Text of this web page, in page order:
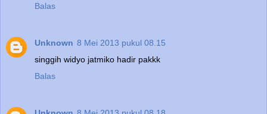
Balas
Unknown 8 Mei 2013 pukul 08.15
singgih widyo jatmiko hadir pakkk
Balas